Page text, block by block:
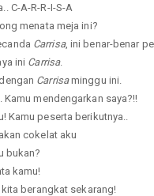
C-A-R-R-I-S-A
menata meja ini?
Carrisa, ini benar-benar
ini Carrisa.
Carrisaminggu ini.
Kamu mendengarkan saya?!!
Kamu peserta berikutnya..
cokelat aku
bukan?
kamu!
kita berangkat sekarang!